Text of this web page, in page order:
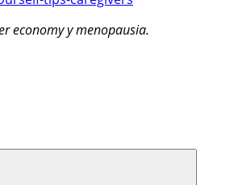
economy y menopausia.